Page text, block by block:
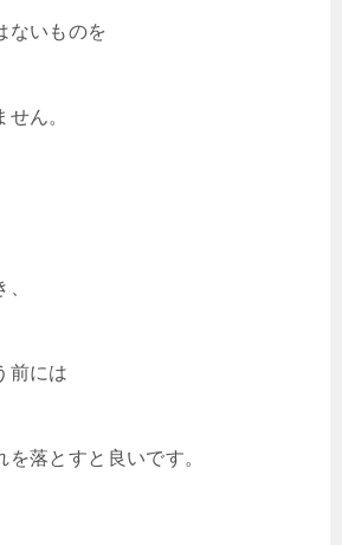
ないものを
ん。
前には
落とすと良いです。